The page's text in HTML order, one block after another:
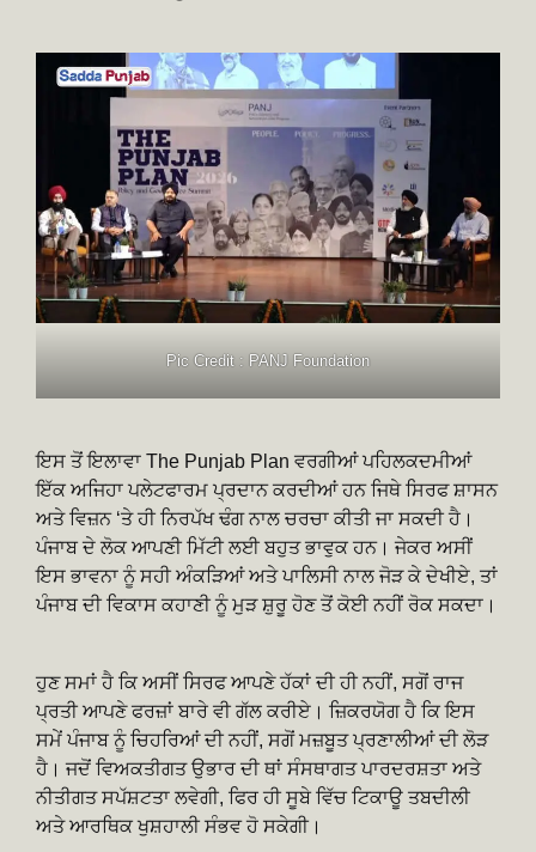
Pic Credit : PANJ Foundation
ਇਸ ਤੋਂ ਇਲਾਵਾ The Punjab Plan ਵਰਗੀਆਂ ਪਹਿਲਕਦਮੀਆਂ
ਇੱਕ ਅਜਿਹਾ ਪਲੇਟਫਾਰਮ ਪ੍ਰਦਾਨ ਕਰਦੀਆਂ ਹਨ ਜਿਥੇ ਸਿਰਫ ਸ਼ਾਸਨ
ਅਤੇ ਵਿਜ਼ਨ ‘ਤੇ ਹੀ ਨਿਰਪੱਖ ਢੰਗ ਨਾਲ ਚਰਚਾ ਕੀਤੀ ਜਾ ਸਕਦੀ ਹੈ।
ਪੰਜਾਬ ਦੇ ਲੋਕ ਆਪਣੀ ਮਿੱਟੀ ਲਈ ਬਹੁਤ ਭਾਵੁਕ ਹਨ। ਜੇਕਰ ਅਸੀਂ
ਇਸ ਭਾਵਨਾ ਨੂੰ ਸਹੀ ਅੰਕੜਿਆਂ ਅਤੇ ਪਾਲਿਸੀ ਨਾਲ ਜੋੜ ਕੇ ਦੇਖੀਏ, ਤਾਂ
ਪੰਜਾਬ ਦੀ ਵਿਕਾਸ ਕਹਾਣੀ ਨੂੰ ਮੁੜ ਸ਼ੁਰੂ ਹੋਣ ਤੋਂ ਕੋਈ ਨਹੀਂ ਰੋਕ ਸਕਦਾ।
ਹੁਣ ਸਮਾਂ ਹੈ ਕਿ ਅਸੀਂ ਸਿਰਫ ਆਪਣੇ ਹੱਕਾਂ ਦੀ ਹੀ ਨਹੀਂ, ਸਗੋਂ ਰਾਜ
ਪ੍ਰਤੀ ਆਪਣੇ ਫਰਜ਼ਾਂ ਬਾਰੇ ਵੀ ਗੱਲ ਕਰੀਏ। ਜ਼ਿਕਰਯੋਗ ਹੈ ਕਿ ਇਸ
ਸਮੇਂ ਪੰਜਾਬ ਨੂੰ ਚਿਹਰਿਆਂ ਦੀ ਨਹੀਂ, ਸਗੋਂ ਮਜ਼ਬੂਤ ਪ੍ਰਣਾਲੀਆਂ ਦੀ ਲੋੜ
ਹੈ। ਜਦੋਂ ਵਿਅਕਤੀਗਤ ਉਭਾਰ ਦੀ ਥਾਂ ਸੰਸਥਾਗਤ ਪਾਰਦਰਸ਼ਤਾ ਅਤੇ
ਨੀਤੀਗਤ ਸਪੱਸ਼ਟਤਾ ਲਵੇਗੀ, ਫਿਰ ਹੀ ਸੂਬੇ ਵਿੱਚ ਟਿਕਾਊ ਤਬਦੀਲੀ
ਅਤੇ ਆਰਥਿਕ ਖੁਸ਼ਹਾਲੀ ਸੰਭਵ ਹੋ ਸਕੇਗੀ।